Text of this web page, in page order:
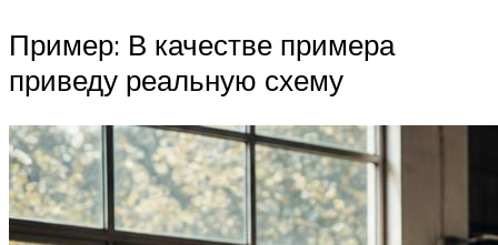
Пример: В качестве примера
приведу реальную схему